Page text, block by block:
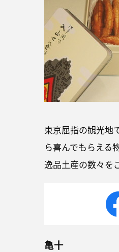
東京屈指の観光地
ら喜んでもらえる
逸品土産の数々を
亀十